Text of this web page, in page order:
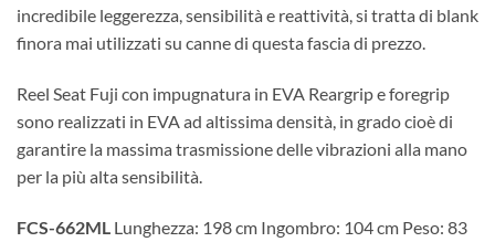
incredibile leggerezza, sensibilità e reattività, si tratta di blank
finora mai utilizzati su canne di questa fascia di prezzo.
Reel Seat Fuji con impugnatura in EVA Reargrip e foregrip
sono realizzati in EVA ad altissima densità, in grado cioè di
garantire la massima trasmissione delle vibrazioni alla mano
per la più alta sensibilità.
FCS-662ML Lunghezza: 198 cm Ingombro: 104 cm Peso: 83